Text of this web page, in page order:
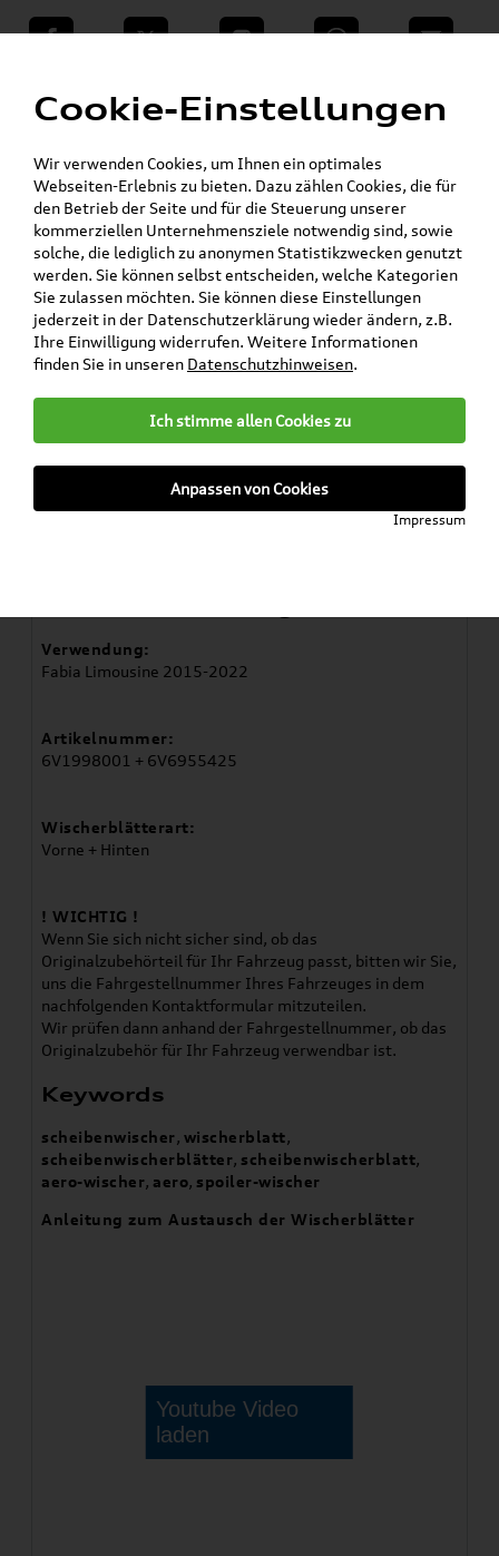
teilen Twitter Instagram WhatsApp E-Mail
Skoda Shop - Skoda Originalteile und Zubehör
» SKODA Original Teile » Wischerblätter
» Fabia »
Original Skoda Fabia (3) (Limousine) Aero
Wischerblätter / Scheibenwischer Satz Vorne +
Hinten / 6V1998001 + 6V6955425
Original Skoda Fabia (3)
(Limousine) Aero
Wischerblätter /
Scheibenwischer Satz Vorne
+ Hinten / 6V1998001 +
6V6955425
Verwendung:
Fabia Limousine 2015-2022
Artikelnummer:
6V1998001 + 6V6955425
Wischerblätterart:
Vorne + Hinten
! WICHTIG !
Wenn Sie sich nicht sicher sind, ob das
Originalzubehörteil für Ihr Fahrzeug passt, bitten wir Sie,
uns die Fahrgestellnummer Ihres Fahrzeuges in dem
nachfolgenden Kontaktformular mitzuteilen.
Wir prüfen dann anhand der Fahrgestellnummer, ob das
Originalzubehör für Ihr Fahrzeug verwendbar ist.
Keywords
scheibenwischer, wischerblatt,
scheibenwischerblätter, scheibenwischerblatt,
aero-wischer, aero, spoiler-wischer
Anleitung zum Austausch der Wischerblätter
Cookie-Einstellungen
Wir verwenden Cookies, um Ihnen ein optimales
Webseiten-Erlebnis zu bieten. Dazu zählen Cookies, die für
den Betrieb der Seite und für die Steuerung unserer
kommerziellen Unternehmensziele notwendig sind, sowie
solche, die lediglich zu anonymen Statistikzwecken genutzt
werden. Sie können selbst entscheiden, welche Kategorien
Sie zulassen möchten. Sie können diese Einstellungen
jederzeit in der Datenschutzerklärung wieder ändern, z.B.
Ihre Einwilligung widerrufen. Weitere Informationen
finden Sie in unseren Datenschutzhinweisen.
Ich stimme allen Cookies zu
Anpassen von Cookies
Impressum